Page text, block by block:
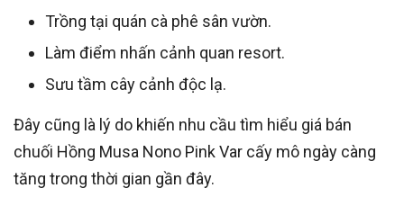
Trồng tại quán cà phê sân vườn.
Làm điểm nhấn cảnh quan resort.
Sưu tầm cây cảnh độc lạ.
Đây cũng là lý do khiến nhu cầu tìm hiểu giá bán
chuối Hồng Musa Nono Pink Var cấy mô ngày càng
tăng trong thời gian gần đây.